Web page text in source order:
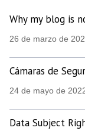
Why my blog is
26 de marzo de
Cámaras de
24 de mayo de
Data Subject